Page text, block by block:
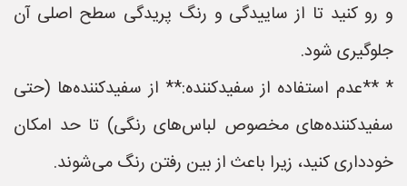
و رو کنید تا از ساییدگی و رنگ پریدگی سطح اصلی آن
جلوگیری شود.
* **عدم استفاده از سفیدکننده:** از سفیدکننده‌ها (حتی
سفیدکننده‌های مخصوص لباس‌های رنگی) تا حد امکان
خودداری کنید، زیرا باعث از بین رفتن رنگ می‌شوند.